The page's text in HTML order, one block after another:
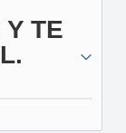
Y TE